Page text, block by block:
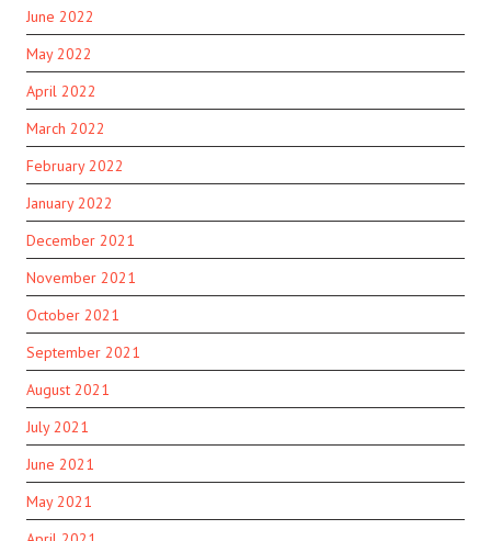
June 2022
May 2022
April 2022
March 2022
February 2022
January 2022
December 2021
November 2021
October 2021
September 2021
August 2021
July 2021
June 2021
May 2021